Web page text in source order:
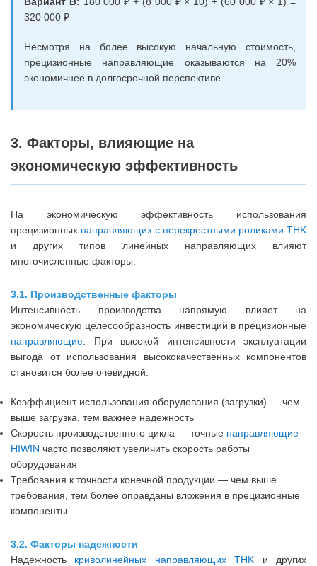
320 000 ₽
Несмотря на более высокую начальную стоимость,
прецизионные направляющие оказываются на 20%
экономичнее в долгосрочной перспективе.
3. Факторы, влияющие на
экономическую эффективность
На экономическую эффективность использования
прецизионных направляющих с перекрестными роликами THK
и других типов линейных направляющих влияют
многочисленные факторы:
3.1. Производственные факторы
Интенсивность производства напрямую влияет на
экономическую целесообразность инвестиций в прецизионные
направляющие . При высокой интенсивности эксплуатации
выгода от использования высококачественных компонентов
становится более очевидной:
Коэффициент использования оборудования (загрузки) — чем
выше загрузка, тем важнее надежность
Скорость производственного цикла — точные направляющие
HIWIN часто позволяют увеличить скорость работы
оборудования
Требования к точности конечной продукции — чем выше
требования, тем более оправданы вложения в прецизионные
компоненты
3.2. Факторы надежности
Надежность криволинейных направляющих THK и других